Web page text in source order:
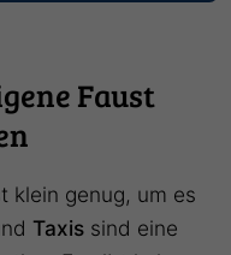
Faust
klein genug, um es
Taxis sind eine